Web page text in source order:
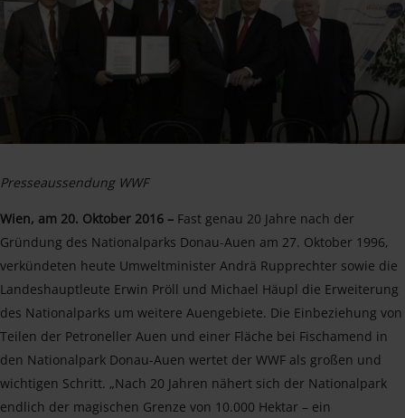
Presseaussendung WWF
Wien, am 20. Oktober 2016 – Fast genau 20 Jahre nach der
Gründung des Nationalparks Donau-Auen am 27. Oktober 1996,
verkündeten heute Umweltminister Andrä Rupprechter sowie die
Landeshauptleute Erwin Pröll und Michael Häupl die Erweiterung
des Nationalparks um weitere Auengebiete. Die Einbeziehung von
Teilen der Petroneller Auen und einer Fläche bei Fischamend in
den Nationalpark Donau-Auen wertet der WWF als großen und
wichtigen Schritt. „Nach 20 Jahren nähert sich der Nationalpark
endlich der magischen Grenze von 10.000 Hektar – ein